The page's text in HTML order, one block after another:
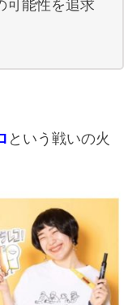
可能性を追求
という戦いの火